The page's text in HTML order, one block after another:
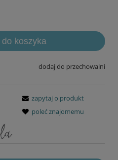
do koszyka
dodaj do przechowalni
zapytaj o produkt
poleć znajomemu